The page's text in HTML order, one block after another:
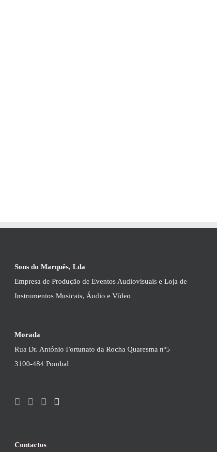
Sons do Marquês, Lda
Empresa de Produção de Eventos Audiovisuais e Loja de
Instrumentos Musicais, Áudio e Vídeo
Morada
Rua Dr. António Fortunato da Rocha Quaresma nº5
3100-484 Pombal
Contactos